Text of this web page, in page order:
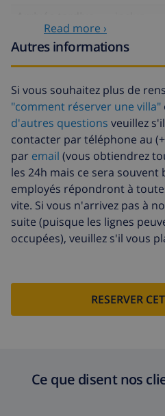
Draps
supplémentaires
17,59
payer à
supplémentaires
l'arrivée
Départ tardif
113,75
Nettoyage
supplémentaire
basée
Fonds
d'annulation:
4.80%
Read more ›
Autres informations
Si vous souhaitez plus de
"comment réserver une villa"
d'autres questions veuillez
contacter par téléphone au
par email (vous obtiendrez
les 24h mais ce sera souvent
employés répondront à
vite. Si vous n'arrivez pas à
suite (puisque les lignes
occupées), veuillez s'il vous
RESERVER
Ce que disent nos